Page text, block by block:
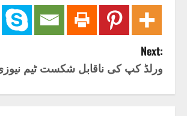
Next:
ورلڈ کپ کی ناقابل شکست ٹیم